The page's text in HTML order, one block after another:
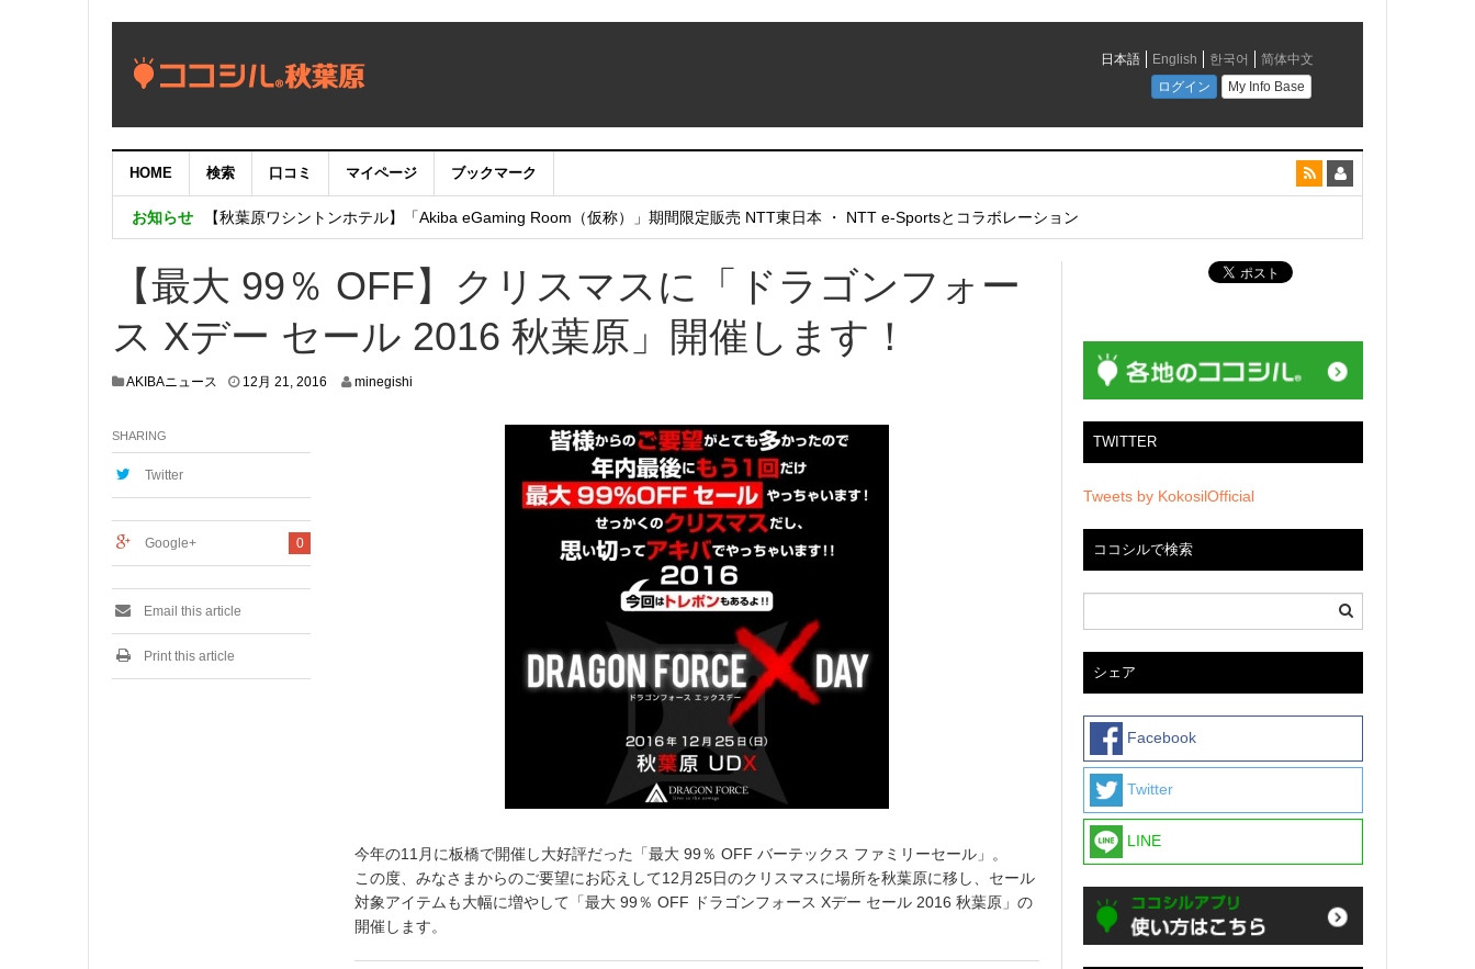
HOME 検索 口コミ マイページ ブックマーク
お知らせ
【重要：9月5日（火）22時】ココシル：アカウントサービス移行のお知らせ
【秋葉原ワシントンホテル】「Akiba eGaming Room（仮称）」期間限定販売 NTT東日本 ・ NTT e-Sportsとコラボレーション
【最大 99％ OFF】クリスマスに「ドラゴンフォー
ス Xデー セール 2016 秋葉原」開催します！
AKIBAニュース 12月 21, 2016 minegishi
今年の11月に板橋で開催し大好評だった「最大 99％ OFF バーテックス ファミリーセール」。
この度、みなさまからのご要望にお応えして12月25日のクリスマスに場所を秋葉原に移し、セール
対象アイテムも大幅に増やして「最大 99％ OFF ドラゴンフォース Xデー セール 2016 秋葉原」の
開催します。
SHARING
Twitter
0
Google+
Email this article
Print this article
TWITTER
Tweets by KokosilOfficial
ココシルで検索
シェア
Facebook
Twitter
LINE